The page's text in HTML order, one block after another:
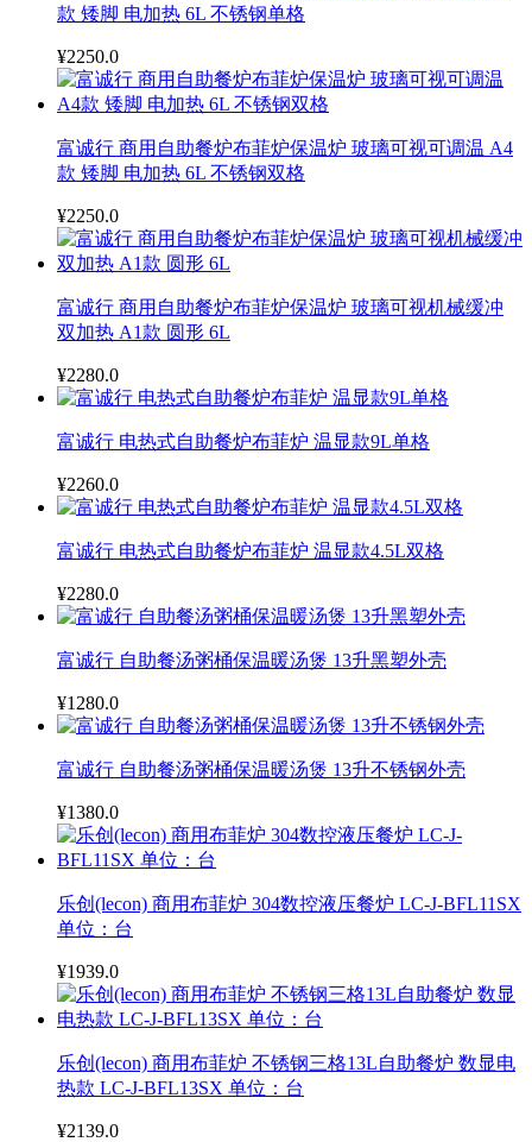
款 矮脚 电加热 6L 不锈钢单格
¥2250.0
富诚行 商用自助餐炉布菲炉保温炉 玻璃可视可调温 A4
款 矮脚 电加热 6L 不锈钢双格
¥2250.0
富诚行 商用自助餐炉布菲炉保温炉 玻璃可视机械缓冲
双加热 A1款 圆形 6L
¥2280.0
富诚行 电热式自助餐炉布菲炉 温显款9L单格
¥2260.0
富诚行 电热式自助餐炉布菲炉 温显款4.5L双格
¥2280.0
富诚行 自助餐汤粥桶保温暖汤煲 13升黑塑外壳
¥1280.0
富诚行 自助餐汤粥桶保温暖汤煲 13升不锈钢外壳
¥1380.0
乐创(lecon) 商用布菲炉 304数控液压餐炉 LC-J-BFL11SX
单位：台
¥1939.0
乐创(lecon) 商用布菲炉 不锈钢三格13L自助餐炉 数显电
热款 LC-J-BFL13SX 单位：台
¥2139.0